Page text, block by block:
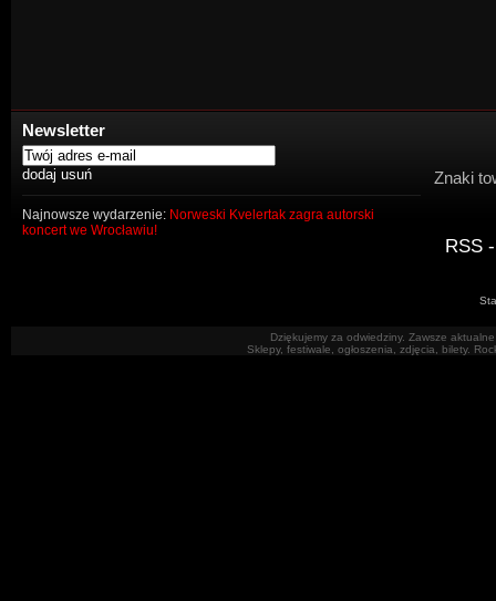
Newsletter
Najnowsze wydarzenie: Norweski Kvelertak zagra autorski
koncert we Wrocławiu!
Znaki
RSS
Dziękujemy za odwiedziny. Zawsze
Sklepy, festiwale, ogłoszenia, zdjęcia, bilety.